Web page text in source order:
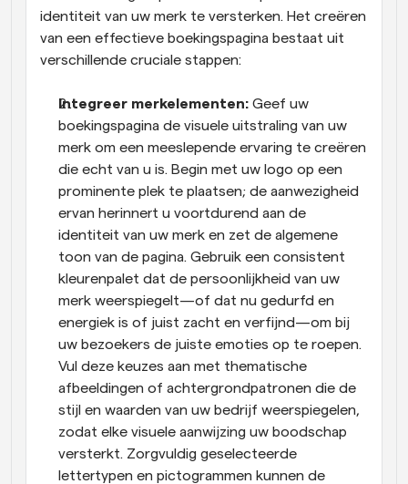
identiteit van uw merk te versterken. Het creëren
van een effectieve boekingspagina bestaat uit
verschillende cruciale stappen:
Integreer merkelementen: Geef uw
boekingspagina de visuele uitstraling van uw
merk om een meeslepende ervaring te creëren
die echt van u is. Begin met uw logo op een
prominente plek te plaatsen; de aanwezigheid
ervan herinnert u voortdurend aan de
identiteit van uw merk en zet de algemene
toon van de pagina. Gebruik een consistent
kleurenpalet dat de persoonlijkheid van uw
merk weerspiegelt—of dat nu gedurfd en
energiek is of juist zacht en verfijnd—om bij
uw bezoekers de juiste emoties op te roepen.
Vul deze keuzes aan met thematische
afbeeldingen of achtergrondpatronen die de
stijl en waarden van uw bedrijf weerspiegelen,
zodat elke visuele aanwijzing uw boodschap
versterkt. Zorgvuldig geselecteerde
lettertypen en pictogrammen kunnen de